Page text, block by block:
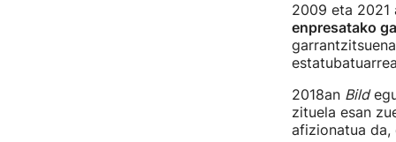
2009 eta 2021
enpresatako
2018an Bild
zituela esan
afizionatua da,